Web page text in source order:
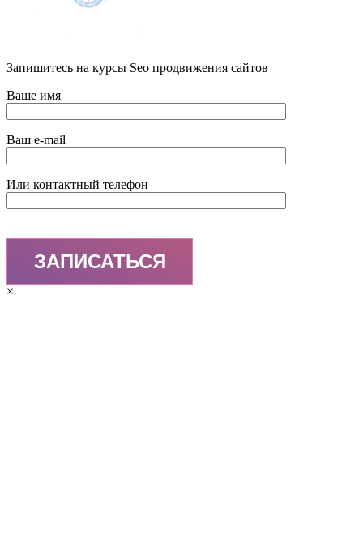
Запишитесь на курсы Seo продвижения сайтов
Ваше имя
Ваш e-mail
Или контактный телефон
×